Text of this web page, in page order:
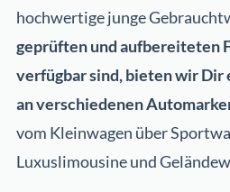
hochwertige junge
geprüften und aufbereiteten
verfügbar sind, bieten wir Dir
an verschiedenen
vom Kleinwagen über
Luxuslimousine und